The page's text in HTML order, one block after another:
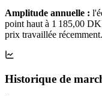
Amplitude annuelle :
point haut à 1 185,00
prix travaillée récemment.
Historique de